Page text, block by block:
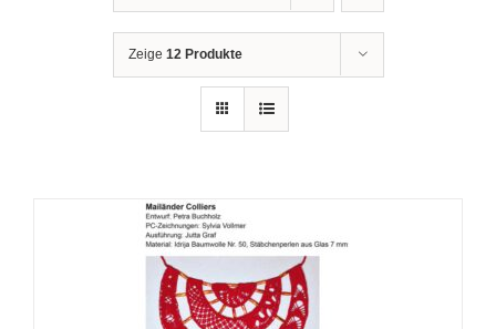
Zeige 12 Produkte